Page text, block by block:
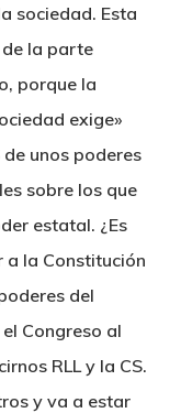
sociedad. Esta
la parte
porque la
exige»
unos poderes
sobre los que
estatal. ¿Es
a la Constitución
del
Congreso al
RLL y la CS.
y va a estar